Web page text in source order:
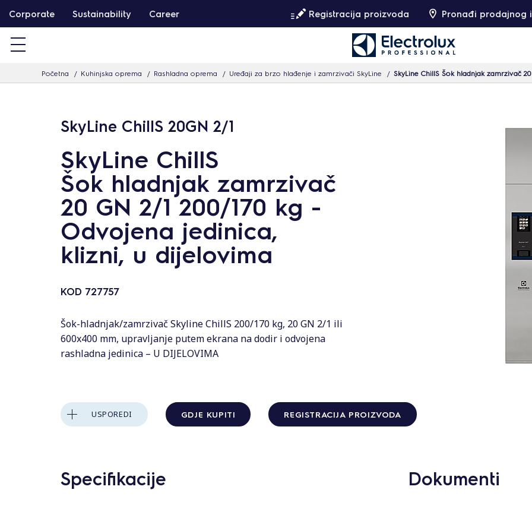
a
Corporate Sustainability Career Registracija proizvoda Pronađi prodajnog
Početna Kuhinjska oprema Rashladna oprema Uređaji za brzo hlađenje i zamrzivači SkyLine SkyLine ChillS Šok hladnjak zamrzivač
SkyLine ChillS 20GN 2/1
SkyLine ChillS
Šok hladnjak zamrzivač
20 GN 2/1 200/170 kg -
Odvojena jedinica,
klizni, u dijelovima
KOD 727757
Šok-hladnjak/zamrzivač Skyline ChillS 200/170 kg, 20 GN 2/1 ili
600x400 mm, upravljanje putem ekrana na dodir i odvojena
rashladna jedinica – U DIJELOVIMA
USPOREDI GDJE KUPITI REGISTRACIJA PROIZVODA
Specifikacije Dokumenti